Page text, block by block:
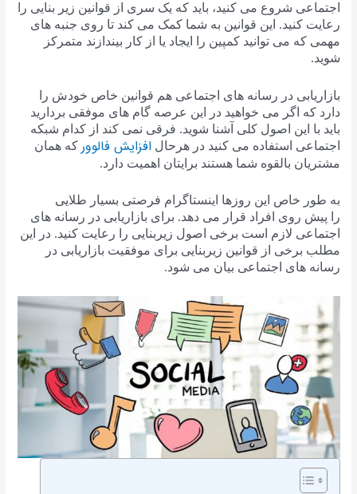
اجتماعی شروع می کنید، باید که یک سری از قوانین زیر بنایی را
رعایت کنید. این قوانین به شما کمک می کند تا روی جنبه های
مهمی که می توانید کمپین را ایجاد یا از کار بیندازند متمرکز
شوید.
بازاریابی در رسانه های اجتماعی هم قوانین خاص خودش را
دارد که اگر می خواهید در این عرصه گام های موفقی بردارید
باید با این اصول کلی آشنا شوید. فرقی نمی کند از کدام شبکه
اجتماعی استفاده می کنید در هرحالافزایش فالوور که همان
مشتریان بالقوه شما هستند برایتان اهمیت دارد.
به طور خاص این روزها اینستاگرام فرصتی بسیار طلایی
را پیش روی افراد قرار می دهد. برای بازاریابی در رسانه های
اجتماعی لازم است برخی اصول زیربنایی را رعایت کنید. در این
مطلب برخی از قوانین زیربنایی برای موفقیت بازاریابی در
رسانه های اجتماعی بیان می شود.